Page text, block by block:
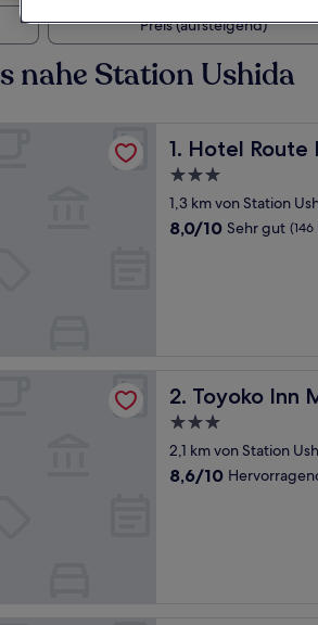
Preis (aufsteigend)
nahe Station Ushida
1. Hotel Route
Hotel Route Inn
3.0-
Sterne-
Unterkunft
1,3 km von Station
8.0
8,0/10 Sehr gut
2. Toyoko Inn
Toyoko Inn
3.0-
Sterne-
Unterkunft
2,1 km von Station
8.6
8,6/10